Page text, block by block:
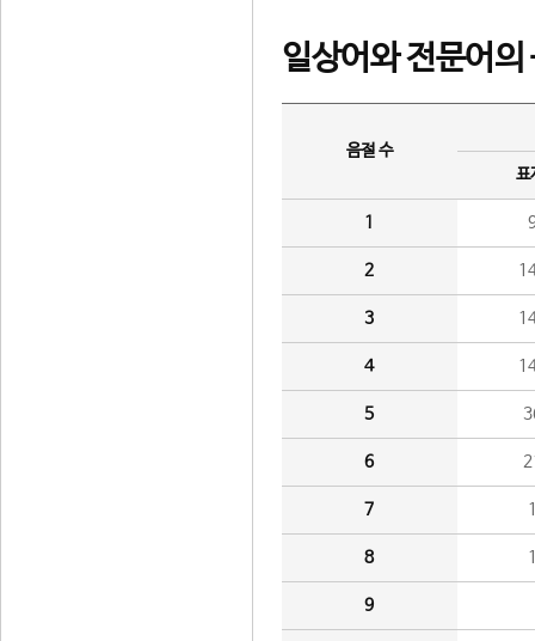
일상어와 전문어의
음절 수
표
1
2
3
4
5
6
7
8
9